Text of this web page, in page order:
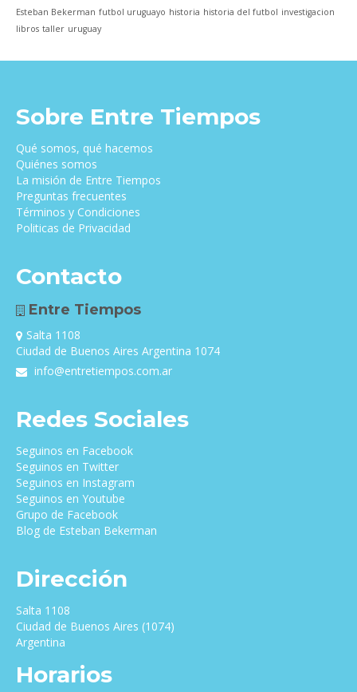
Esteban Bekerman futbol uruguayo historia historia del futbol investigacion
libros taller uruguay
Sobre Entre Tiempos
Qué somos, qué hacemos
Quiénes somos
La misión de Entre Tiempos
Preguntas frecuentes
Términos y Condiciones
Politicas de Privacidad
Contacto
Entre Tiempos
Salta 1108
Ciudad de Buenos Aires Argentina 1074
info@entretiempos.com.ar
Redes Sociales
Seguinos en Facebook
Seguinos en Twitter
Seguinos en Instagram
Seguinos en Youtube
Grupo de Facebook
Blog de Esteban Bekerman
Dirección
Salta 1108
Ciudad de Buenos Aires (1074)
Argentina
Horarios